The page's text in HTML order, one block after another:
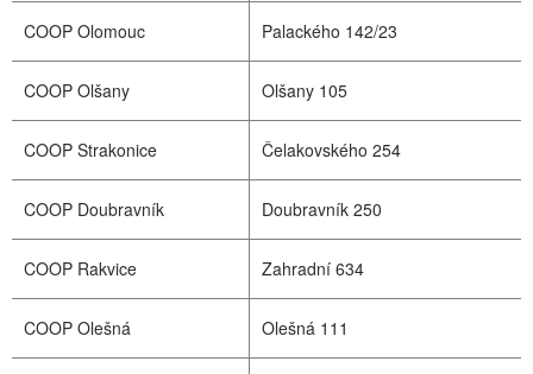
COOP Olomouc Palackého 142/23
COOP Olšany Olšany 105
COOP Strakonice Čelakovského 254
COOP Doubravník Doubravník 250
COOP Rakvice Zahradní 634
COOP Olešná Olešná 111